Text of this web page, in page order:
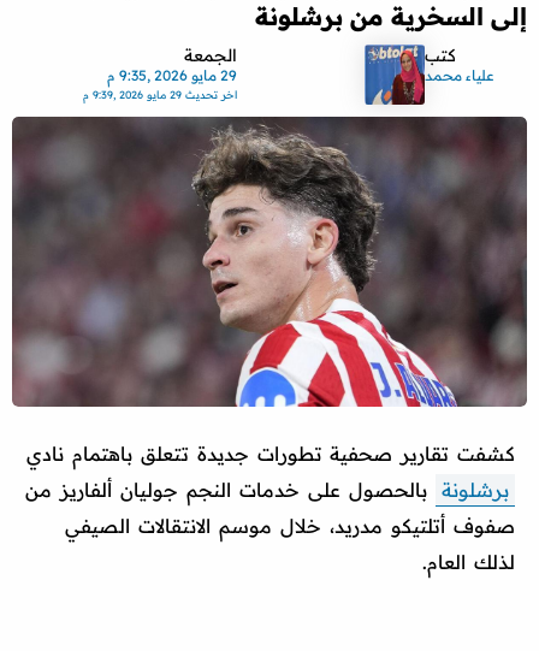
إلى السخرية من برشلونة
كتب
علياء محمد
الجمعة
29 مايو 2026 ,9:35 م
اخر تحديث29 مايو 2026 ,9:39 م
كشفت تقارير صحفية تطورات جديدة تتعلق باهتمام نادي
برشلونة بالحصول على خدمات النجم جوليان ألفاريز من
صفوف أتلتيكو مدريد، خلال موسم الانتقالات الصيفي
لذلك العام.